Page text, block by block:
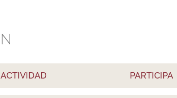
ACTIVIDAD PARTICIPA